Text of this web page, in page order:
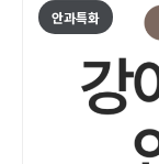
안과특화